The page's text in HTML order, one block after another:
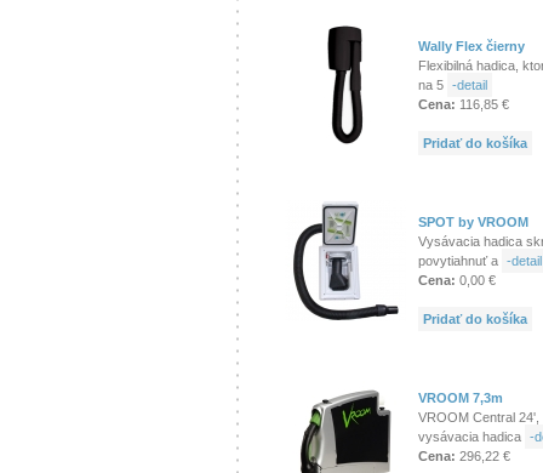
Wally Flex čierny
Flexibilná hadica,
na 5 -detail
Cena: 116,85 €
Pridať do košíka
SPOT by VROOM
Vysávacia hadica
povytiahnuť a -detail
Cena: 0,00 €
Pridať do košíka
VROOM 7,3m
VROOM Central
vysávacia hadica -
Cena: 296,22 €